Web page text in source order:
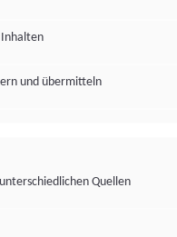
Inhalten
und übermitteln
Quellen